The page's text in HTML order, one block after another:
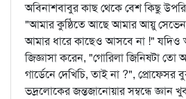
অবিনাশবাবুর কাছ থেকে বেশ কিছু
"আমার কুষ্ঠিতে আছে আমার আয়ু
আমার ধারে কাছেও আসবে না !" যদিও
জিজ্ঞাসা করেন, "গোরিলা জিনিষটা
গার্ডেনে দেখিচি, তাই না ?", প্রোফেসর
ভদ্রলোকের জন্তজানোয়ার সম্বন্ধে জ্ঞান